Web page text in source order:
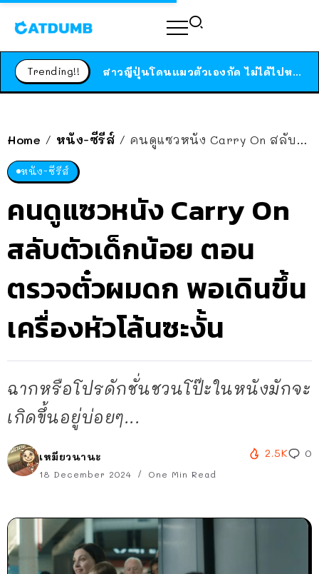
Trending!! ได้เวลาเด็กหนวดรวมตัว RF Online Next เปิดให้เล่นแล้ว เกม Sci-Fi MMORPG ระดับตำนาน เล่นได้ทั้งมือถือและ PC
Home / หนัง-ซีรีส์ / คนดูแซวหนัง Carry On สลับตัวเด็กน้อย ตอนตรวจตั๋วผมดก พอเดินขึ้นเครื่องหัวโล้นซะงั้น
หนัง-ซีรีส์
คนดูแซวหนัง Carry On
สลับตัวเด็กน้อย ตอน
ตรวจตั๋วผมดก พอเดินขึ้น
เครื่องหัวโล้นซะงั้น
ฉากหรือโปรดักชั่นชวนโป๊ะในหนังมักจะ
เกิดขึ้นอยู่บ่อยๆ...
เหมียวนานะ
18 December 2024 One Min Read
2.5K 0